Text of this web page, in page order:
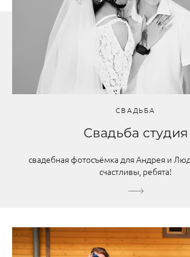
СВАДЬБА
Свадьба студия
свадебная фотосъёмка для Андрея и
счастливы, ребята!